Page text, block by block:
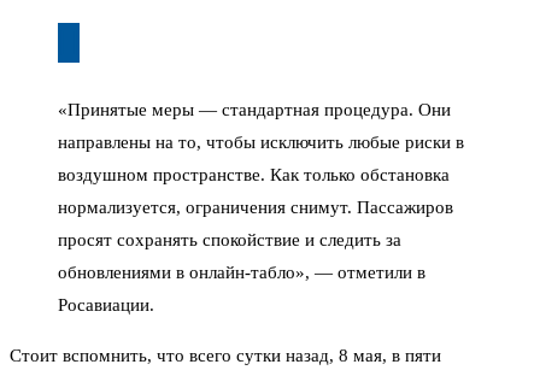
«Принятые меры — стандартная процедура. Они
направлены на то, чтобы исключить любые риски в
воздушном пространстве. Как только обстановка
нормализуется, ограничения снимут. Пассажиров
просят сохранять спокойствие и следить за
обновлениями в онлайн-табло», — отметили в
Росавиации.
Стоит вспомнить, что всего сутки назад, 8 мая, в пяти